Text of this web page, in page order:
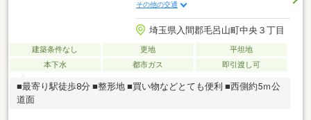
その他の交通
埼玉県入間郡毛呂山町中央３丁目
建築条件なし 更地
平坦地
本下水
都市ガス 即引渡し可
■最寄り駅徒歩8分 ■整形地 ■買い物などとても便利 ■西側約5ｍ公
道面